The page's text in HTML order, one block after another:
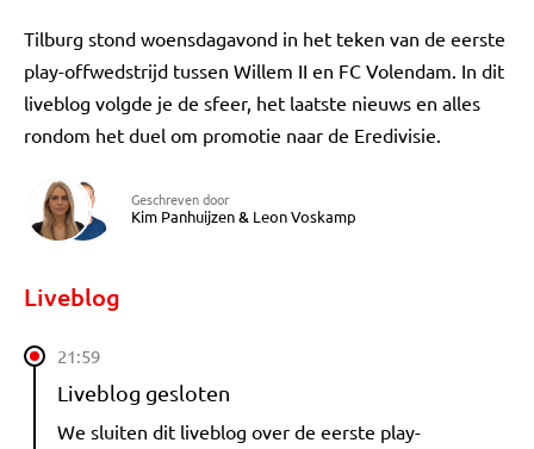
Tilburg stond woensdagavond in het teken van de eerste
play-offwedstrijd tussen Willem II en FC Volendam. In dit
liveblog volgde je de sfeer, het laatste nieuws en alles
rondom het duel om promotie naar de Eredivisie.
Geschreven door
Kim Panhuijzen& Leon Voskamp
Liveblog
21:59
Liveblog gesloten
We sluiten dit liveblog over de eerste play-